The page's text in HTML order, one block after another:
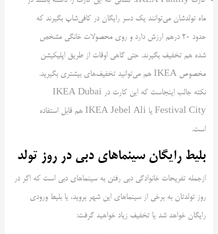
ماه تولدشان می‌توانند یک دسر رایگان در کافی‌شاپ بگیرند که
حدود ۲۰ درهم ارزش دارد و روی محصولات خانگی مشخص
شده هم تخفیف بگیرند. حتی گاهی اوقات از طریق اپلیکیشن
مخصوص IKEA هم می‌توانید تخفیف‌های بیشتری بگیرید.
نکته جالب اینجاست که این کارت در IKEA Dubai
Festival City یا IKEA Jebel Ali هم قابل استفاده
است.
بلیط رایگان سینماهای دبی در روز تولد
ازجمله تفریحات خانوادگی دبی رفتن به سینماهای دبی است که اگر در
روز تولدتان به برخی از سینماهای این شهر بروید، یا بلیط ورودی
رایگان خواهد شد یا تخفیف زیاد خواهید گرفت: